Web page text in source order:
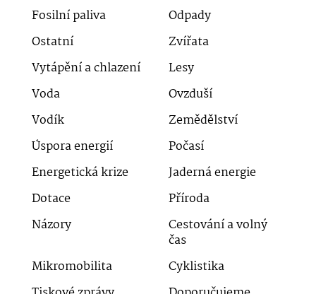
Fosilní paliva
Odpady
Ostatní
Zvířata
Vytápění a chlazení
Lesy
Voda
Ovzduší
Vodík
Zemědělství
Úspora energií
Počasí
Energetická krize
Jaderná energie
Dotace
Příroda
Názory
Cestování a volný
čas
Mikromobilita
Cyklistika